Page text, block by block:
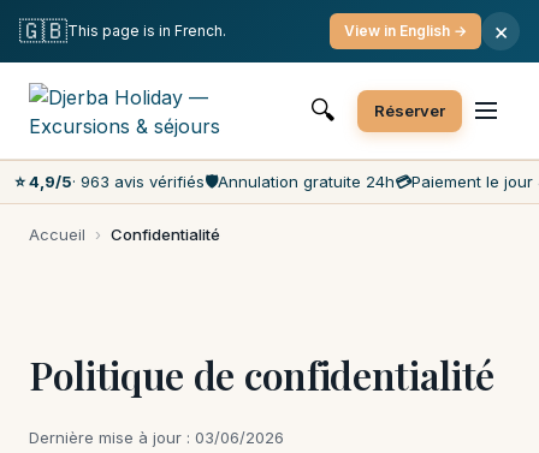
Annulation gratuite
Prix les moins chers du marché
Service client 7j/7
🔍 Réserver
⭐ 4,9/5· 963 avis vérifiés🛡️Annulation gratuite 24h💳Paiement le jour
Accueil › Confidentialité
Politique de confidentialité
Dernière mise à jour : 03/06/2026
🇬🇧This page is in French. View in English → ×